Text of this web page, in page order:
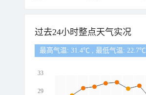
过去24小时整点天气实况
最高气温: 31.4℃ , 最低气温: 22.7℃
33
29